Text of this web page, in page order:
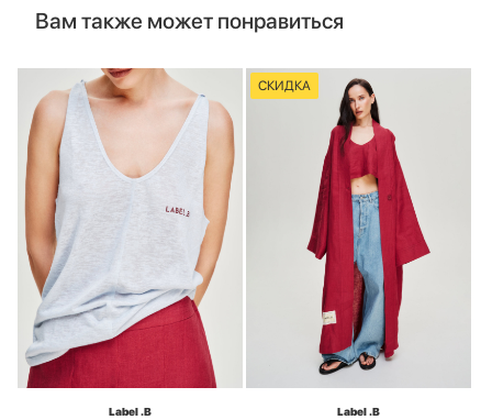
Вам также может понравиться
Label .B
СКИДКА
Label .B